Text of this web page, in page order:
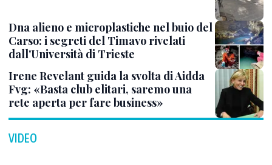
Dna alieno e microplastiche nel buio del
Carso: i segreti del Timavo rivelati
dall'Università di Trieste
Irene Revelant guida la svolta di Aidda
Fvg: «Basta club elitari, saremo una
rete aperta per fare business»
VIDEO